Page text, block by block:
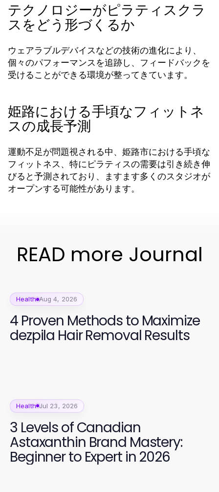
テクノロジーがピラティスクラ
スをどう形づくるか
ウェアラブルデバイスなどの技術の進化により、
個々のパフォーマンスを追跡し、フィードバックを
受けることができる環境が整ってきています。
姫路における手頃なフィットネ
スの成長予測
運動不足が問題視される中、姫路市における手頃な
フィットネス、特にピラティスの需要は引き続き伸
びると予測されており、ますます多くのスタジオが
オープンする可能性があります。
READ more Journal
Health Aug 4, 2026
4 Proven Methods to Maximize
dezpila Hair Removal Results
Health Jul 23, 2026
3 Levels of Canadian
Astaxanthin Brand Mastery:
Beginner to Expert in 2026